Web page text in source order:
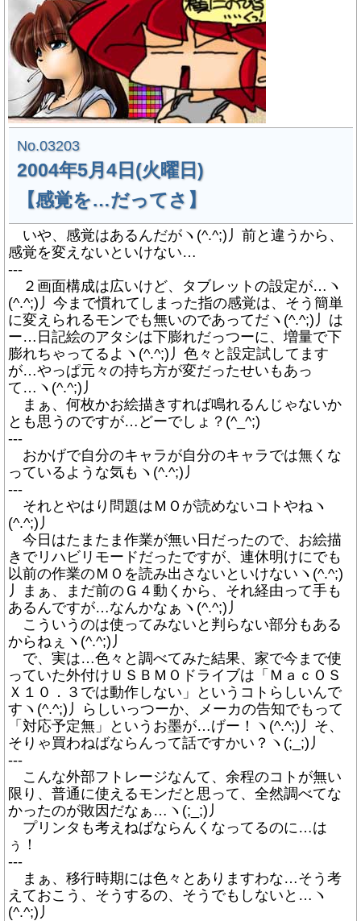
No.03203
2004年5月4日(火曜日)
【感覚を…だってさ】
いや、感覚はあるんだがヽ(^.^;)丿前と違うから、
感覚を変えないといけない…
---
２画面構成は広いけど、タブレットの設定が…ヽ
(^.^;)丿今まで慣れてしまった指の感覚は、そう簡単
に変えられるモンでも無いのであってだヽ(^.^;)丿は
ー…日記絵のアタシは下膨れだっつーに、増量で下
膨れちゃってるよヽ(^.^;)丿色々と設定試してます
が…やっぱ元々の持ち方が変だったせいもあっ
て…ヽ(^.^;)丿
まぁ、何枚かお絵描きすれば鳴れるんじゃないか
とも思うのですが…どーでしょ？(^_^;)
---
おかげで自分のキャラが自分のキャラでは無くな
っているような気もヽ(^.^;)丿
---
それとやはり問題はＭＯが読めないコトやねヽ
(^.^;)丿
今日はたまたま作業が無い日だったので、お絵描
きでリハビリモードだったですが、連休明けにでも
以前の作業のＭＯを読み出さないといけないヽ(^.^;)
丿まぁ、まだ前のＧ４動くから、それ経由って手も
あるんですが…なんかなぁヽ(^.^;)丿
こういうのは使ってみないと判らない部分もある
からねぇヽ(^.^;)丿
で、実は…色々と調べてみた結果、家で今まで使
っていた外付けＵＳＢＭＯドライブは「ＭａｃＯＳ
Ｘ１０．３では動作しない」というコトらしいんで
すヽ(^.^;)丿らしいっつーか、メーカの告知でもって
「対応予定無」というお墨が…げー！ヽ(^.^;)丿そ、
そりゃ買わねばならんって話ですかい？ヽ(;_;)丿
---
こんな外部フトレージなんて、余程のコトが無い
限り、普通に使えるモンだと思って、全然調べてな
かったのが敗因だなぁ…ヽ(;_;)丿
プリンタも考えねばならんくなってるのに…は
ぅ！
---
まぁ、移行時期には色々とありますわな…そう考
えておこう、そうするの、そうでもしないと…ヽ
(^.^;)丿